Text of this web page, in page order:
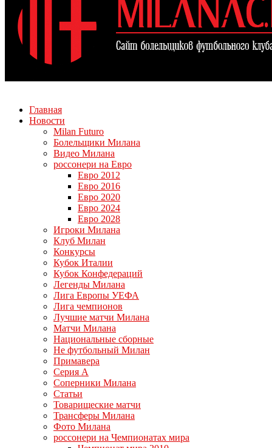
Главная
Новости
Milan Futuro
Болельщики Милана
Видео Милана
россонери на Евро
Евро 2012
Евро 2016
Евро 2020
Евро 2024
Евро 2028
Игроки Милана
Клуб Милан
Конкурсы
Кубок Италии
Кубок Конфедераций
Легенды Милана
Лига Европы УЕФА
Лига чемпионов
Лучшие матчи Милана
Матчи Милана
Национальные сборные
Не футбольный Милан
Примавера
Серия А
Соперники Милана
Статьи
Товарищеские матчи
Трансферы Милана
Фото Милана
россонери на Чемпионатах мира